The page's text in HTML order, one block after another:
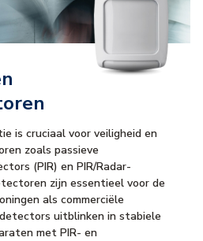
is cruciaal voor veiligheid en
zoals passieve
(PIR) en PIR/Radar-
zijn essentieel voor de
als commerciële
uitblinken in stabiele
met PIR- en